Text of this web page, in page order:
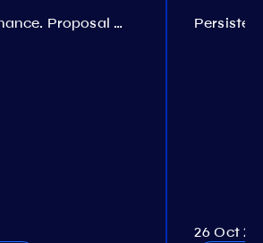
Akash governance. Proposal №308
26 Oct